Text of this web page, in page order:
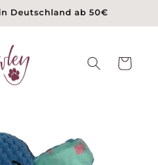
Deutschland ab 50€
Warenkorb